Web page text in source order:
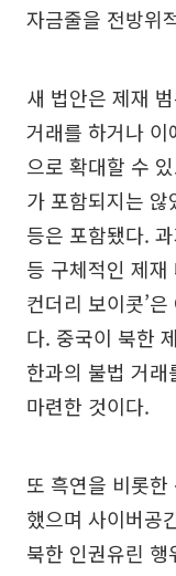
자금줄을 전방위
새 법안은 제재
거래를 하거나
으로 확대할 수
가 포함되지는 않
등은 포함됐다.
등 구체적인 제재
컨더리 보이콧’
다. 중국이 북한
한과의 불법 거
마련한 것이다.
또 흑연을 비롯
했으며 사이버공
북한 인권유린